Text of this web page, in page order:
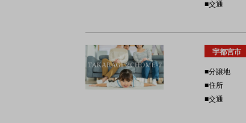
■交通
宇都宮市
■分譲地
■住所
■交通